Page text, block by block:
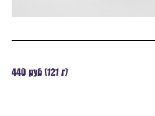
440 руб (121 г)